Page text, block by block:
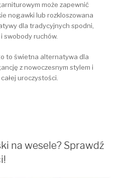
może zapewnić
nogawki lub rozkloszowana
dla tradycyjnych spodni,
swobody ruchów.
to świetna alternatywa dla
z nowoczesnym stylem i
uroczystości.
na wesele? Sprawdź